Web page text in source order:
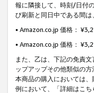
報に隣接して、時刻/日付
び刷新と同日中である間
• Amazon.co.jp 価格：
• Amazon.co.jp 価格：
また、乙は、下記の免責
ップアップその他類似の
本商品の購入においては
例において、「詳細はこ